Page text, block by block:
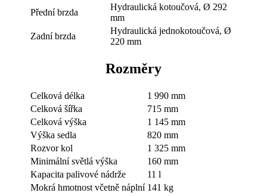
Přední brzda
Hydraulická kotoučová, Ø 292
mm
Zadní brzda
Hydraulická jednokotoučová, Ø
220 mm
Rozměry
Celková délka
1 990 mm
Celková šířka
715 mm
Celková výška
1 145 mm
Výška sedla
820 mm
Rozvor kol
1 325 mm
Minimální světlá výška
160 mm
Kapacita palivové nádrže
11 l
Mokrá hmotnost včetně náplní 141 kg